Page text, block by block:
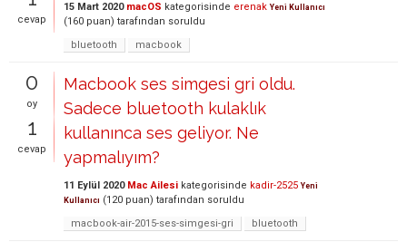
cevap
15 Mart 2020 macOS kategorisinde erenak Yeni Kullanıcı
(160 puan) tarafından soruldu
bluetooth
macbook
0
oy
1
cevap
Macbook ses simgesi gri oldu.
Sadece bluetooth kulaklık
kullanınca ses geliyor. Ne
yapmalıyım?
11 Eylül 2020 Mac Ailesi kategorisinde kadir-2525 Yeni
Kullanıcı (120 puan) tarafından soruldu
macbook-air-2015-ses-simgesi-gri
bluetooth